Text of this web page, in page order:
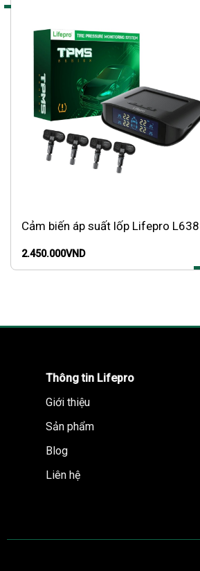
Cảm biến áp suất lốp Lifepro L638
2.450.000VND
Thông tin Lifepro
Giới thiệu
Sản phẩm
Blog
Liên hệ